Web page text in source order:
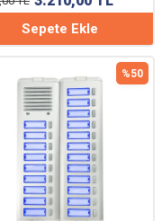
Sepete Ekle
%50